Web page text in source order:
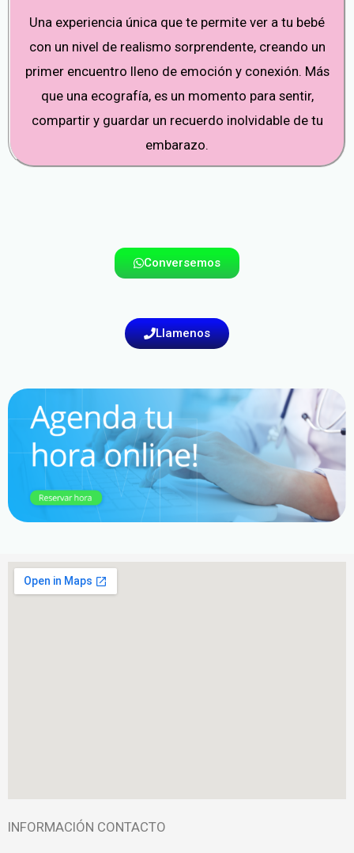
Una experiencia única que te permite ver a tu bebé
con un nivel de realismo sorprendente, creando un
primer encuentro lleno de emoción y conexión. Más
que una ecografía, es un momento para sentir,
compartir y guardar un recuerdo inolvidable de tu
embarazo.
Conversemos
Llamenos
INFORMACIÓN CONTACTO